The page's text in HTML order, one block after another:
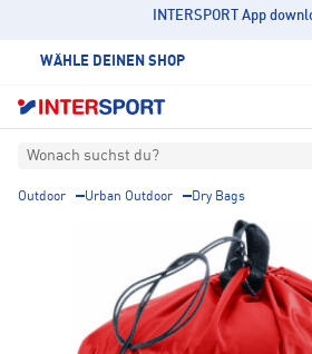
INTERSPORT App
WÄHLE DEINEN SHOP
Wonach suchst du?
Outdoor Urban Outdoor Dry Bags